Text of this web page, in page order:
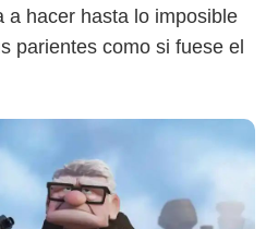
a hacer hasta lo imposible
parientes como si fuese el